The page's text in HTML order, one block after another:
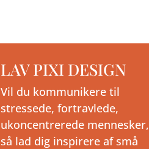
LAV PIXI DESIGN
Vil du kommunikere til
stressede, fortravlede,
ukoncentrerede mennesker,
så lad dig inspirere af små